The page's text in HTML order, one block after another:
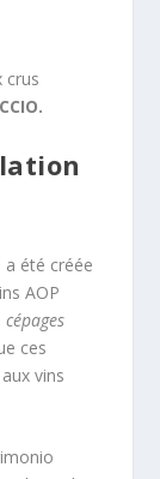
crus
a été créée
AOP
cépages
ces
vins